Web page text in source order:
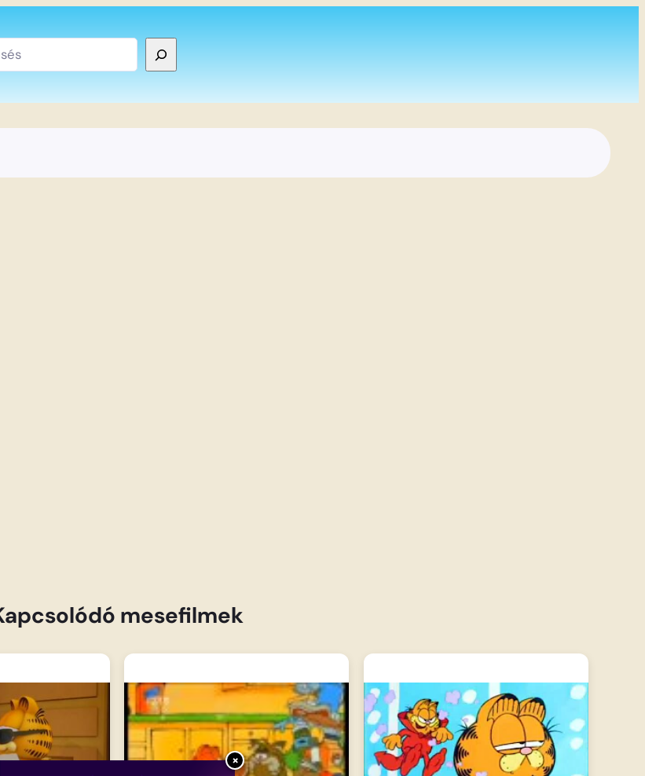
×
mesefilmek